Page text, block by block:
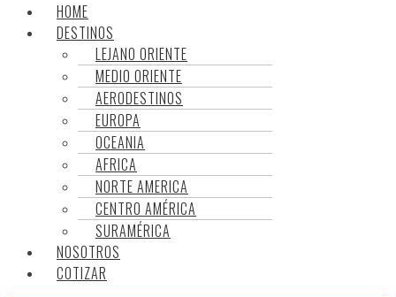
HOME
DESTINOS
LEJANO ORIENTE
MEDIO ORIENTE
AERODESTINOS
EUROPA
OCEANIA
AFRICA
NORTE AMERICA
CENTRO AMÉRICA
SURAMÉRICA
NOSOTROS
COTIZAR